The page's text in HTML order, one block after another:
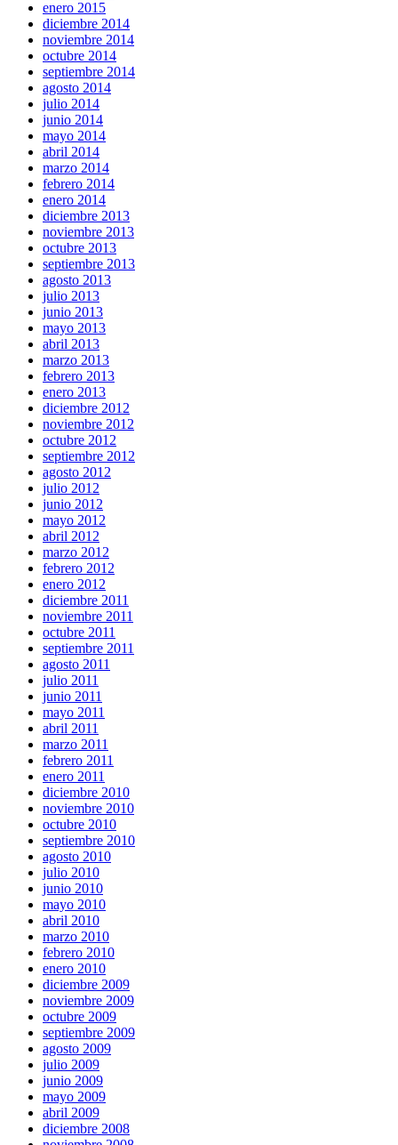
enero 2015
diciembre 2014
noviembre 2014
octubre 2014
septiembre 2014
agosto 2014
julio 2014
junio 2014
mayo 2014
abril 2014
marzo 2014
febrero 2014
enero 2014
diciembre 2013
noviembre 2013
octubre 2013
septiembre 2013
agosto 2013
julio 2013
junio 2013
mayo 2013
abril 2013
marzo 2013
febrero 2013
enero 2013
diciembre 2012
noviembre 2012
octubre 2012
septiembre 2012
agosto 2012
julio 2012
junio 2012
mayo 2012
abril 2012
marzo 2012
febrero 2012
enero 2012
diciembre 2011
noviembre 2011
octubre 2011
septiembre 2011
agosto 2011
julio 2011
junio 2011
mayo 2011
abril 2011
marzo 2011
febrero 2011
enero 2011
diciembre 2010
noviembre 2010
octubre 2010
septiembre 2010
agosto 2010
julio 2010
junio 2010
mayo 2010
abril 2010
marzo 2010
febrero 2010
enero 2010
diciembre 2009
noviembre 2009
octubre 2009
septiembre 2009
agosto 2009
julio 2009
junio 2009
mayo 2009
abril 2009
diciembre 2008